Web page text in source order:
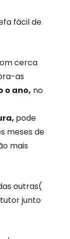
fácil de
cerca
as
o ano, no
pode
meses de
mais
outras(
junto